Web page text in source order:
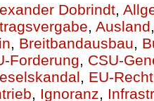
Dobrindt,
, Ausland
, Breitbandausbau,
Forderung, CSU-
, EU-Recht
, Ignoranz,